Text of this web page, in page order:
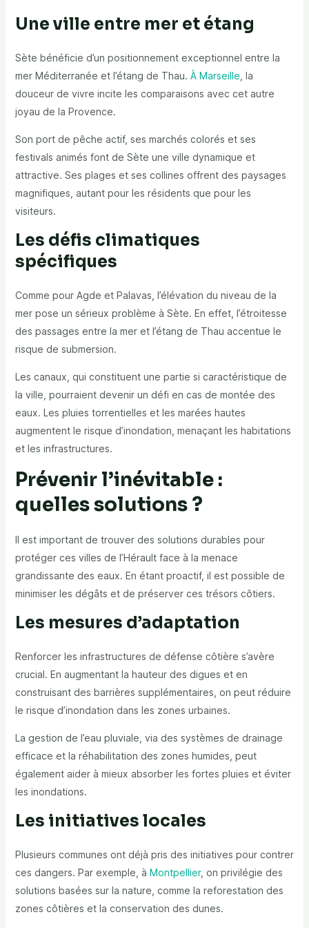
Une ville entre mer et étang
Sète bénéficie d’un positionnement exceptionnel entre la
mer Méditerranée et l’étang de Thau. À Marseille , la
douceur de vivre incite les comparaisons avec cet autre
joyau de la Provence.
Son port de pêche actif, ses marchés colorés et ses
festivals animés font de Sète une ville dynamique et
attractive. Ses plages et ses collines offrent des paysages
magnifiques, autant pour les résidents que pour les
visiteurs.
Les défis climatiques
spécifiques
Comme pour Agde et Palavas, l’élévation du niveau de la
mer pose un sérieux problème à Sète. En effet, l’étroitesse
des passages entre la mer et l’étang de Thau accentue le
risque de submersion.
Les canaux, qui constituent une partie si caractéristique de
la ville, pourraient devenir un défi en cas de montée des
eaux. Les pluies torrentielles et les marées hautes
augmentent le risque d’inondation, menaçant les habitations
et les infrastructures.
Prévenir l’inévitable :
quelles solutions ?
Il est important de trouver des solutions durables pour
protéger ces villes de l’Hérault face à la menace
grandissante des eaux. En étant proactif, il est possible de
minimiser les dégâts et de préserver ces trésors côtiers.
Les mesures d’adaptation
Renforcer les infrastructures de défense côtière s’avère
crucial. En augmentant la hauteur des digues et en
construisant des barrières supplémentaires, on peut réduire
le risque d’inondation dans les zones urbaines.
La gestion de l’eau pluviale, via des systèmes de drainage
efficace et la réhabilitation des zones humides, peut
également aider à mieux absorber les fortes pluies et éviter
les inondations.
Les initiatives locales
Plusieurs communes ont déjà pris des initiatives pour contrer
ces dangers. Par exemple, à Montpellier, on privilégie des
solutions basées sur la nature, comme la reforestation des
zones côtières et la conservation des dunes.